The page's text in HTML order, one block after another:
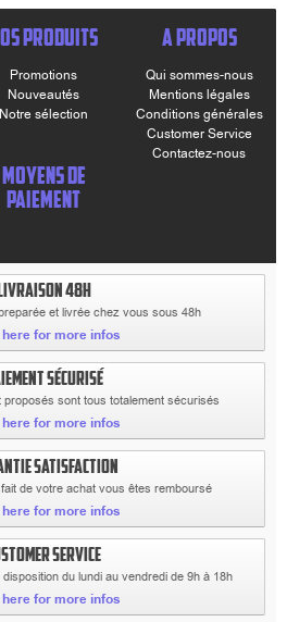
PRODUITS
Promotions
Nouveautés
Notre sélection
A PROPOS
Qui sommes-nous
Mentions légales
Conditions générales
Customer Service
Contactez-nous
MOYENS DE
PAIEMENT
48H
et livrée chez vous sous 48h
for more infos
SÉCURISÉ
sont tous totalement sécurisés
for more infos
SATISFACTION
de votre achat vous êtes remboursé
for more infos
SERVICE
du lundi au vendredi de 9h à 18h
for more infos